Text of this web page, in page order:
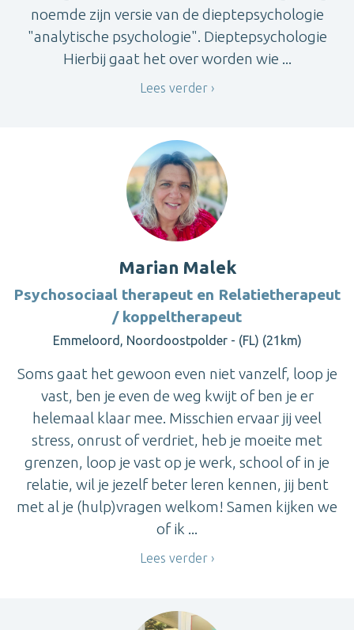
noemde zijn versie van de dieptepsychologie
"analytische psychologie". Dieptepsychologie
Hierbij gaat het over worden wie ...
Lees verder
Marian Malek
Psychosociaal therapeut en Relatietherapeut
/ koppeltherapeut
Emmeloord, Noordoostpolder - (FL) (21km)
Soms gaat het gewoon even niet vanzelf, loop je
vast, ben je even de weg kwijt of ben je er
helemaal klaar mee. Misschien ervaar jij veel
stress, onrust of verdriet, heb je moeite met
grenzen, loop je vast op je werk, school of in je
relatie, wil je jezelf beter leren kennen, jij bent
met al je (hulp)vragen welkom! Samen kijken we
of ik ...
Lees verder